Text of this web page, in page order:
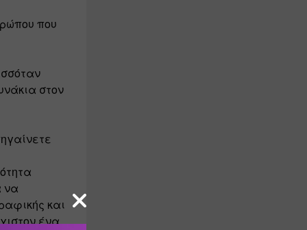
που
στον
να
και
ένα